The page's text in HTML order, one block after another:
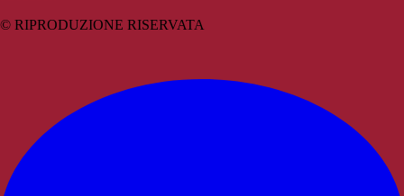
© RIPRODUZIONE RISERVATA